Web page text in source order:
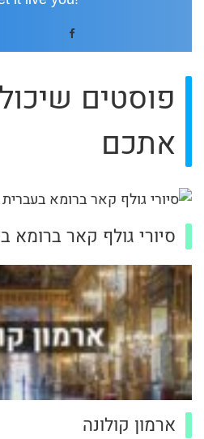
פוסטים
אתכם
סיורי גולף קאר ברומא
ארמון קולונה